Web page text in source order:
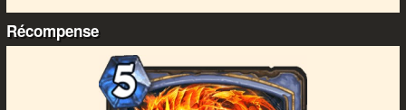
Récompense